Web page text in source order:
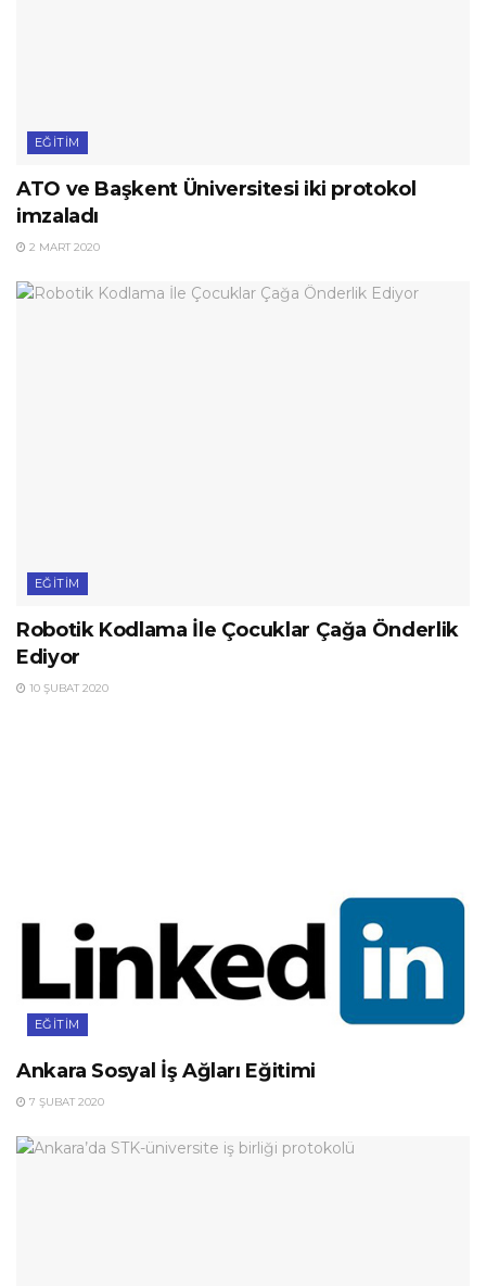
EĞITIM
ATO ve Başkent Üniversitesi iki protokol
imzaladı
2 MART 2020
EĞITIM
Robotik Kodlama İle Çocuklar Çağa Önderlik
Ediyor
10 ŞUBAT 2020
EĞITIM
Ankara Sosyal İş Ağları Eğitimi
7 ŞUBAT 2020